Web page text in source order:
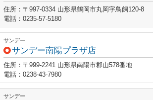
住所：〒997-0334 山形県鶴岡市丸岡字鳥飼120-8
電話：0235-57-5180
サンデー
サンデー南陽プラザ店
住所：〒999-2241 山形県南陽市郡山578番地
電話：0238-43-7980
サンデー